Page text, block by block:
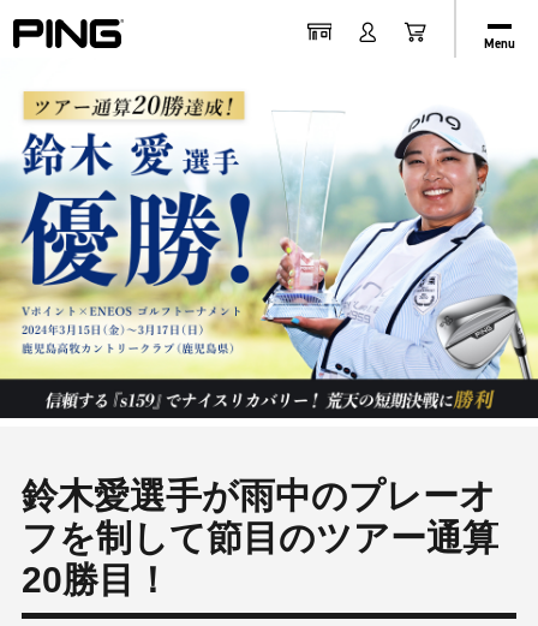
Menu
鈴木愛選手が雨中のプレーオ
フを制して節目のツアー通算
20勝目！